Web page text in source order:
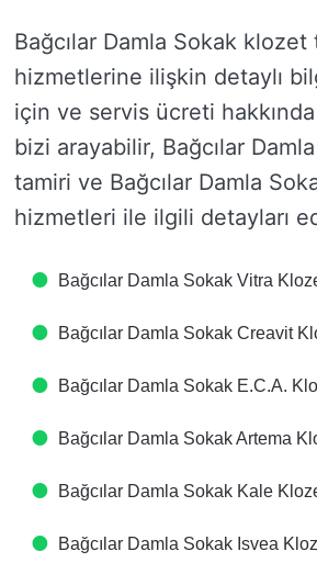
Bağcılar Damla Sokak klozet
hizmetlerine ilişkin detaylı
için ve servis ücreti
bizi arayabilir, Bağcılar
tamiri ve Bağcılar Damla
hizmetleri ile ilgili detayları
Bağcılar Damla Sokak Vitra
Bağcılar Damla Sokak Creavit
Bağcılar Damla Sokak E.C.A.
Bağcılar Damla Sokak Artema
Bağcılar Damla Sokak Kale
Bağcılar Damla Sokak Isvea